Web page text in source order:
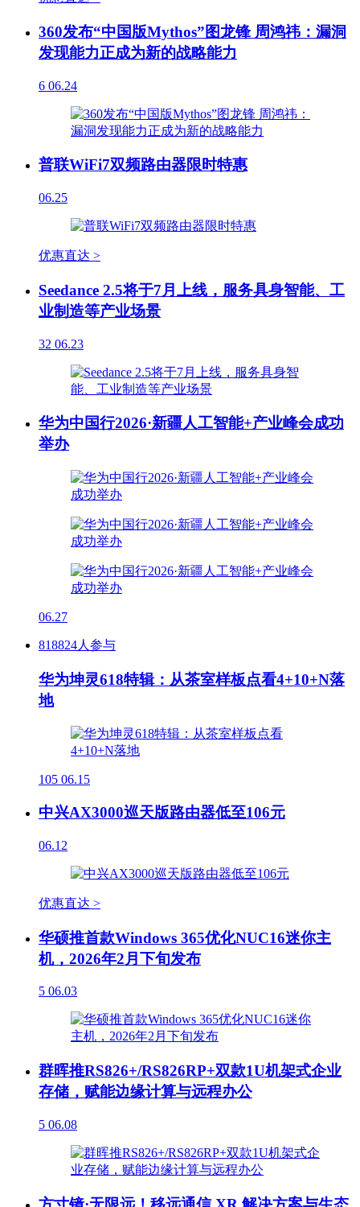
360发布“中国版Mythos”图龙锋 周鸿祎：漏洞
发现能力正成为新的战略能力
6 06.24
普联WiFi7双频路由器限时特惠
06.25
优惠直达 >
Seedance 2.5将于7月上线，服务具身智能、工
业制造等产业场景
32 06.23
华为中国行2026·新疆人工智能+产业峰会成功
举办
06.27
818824人参与
华为坤灵618特辑：从茶室样板点看4+10+N落
地
105 06.15
中兴AX3000巡天版路由器低至106元
06.12
优惠直达 >
华硕推首款Windows 365优化NUC16迷你主
机，2026年2月下旬发布
5 06.03
群晖推RS826+/RS826RP+双款1U机架式企业
存储，赋能边缘计算与远程办公
5 06.08